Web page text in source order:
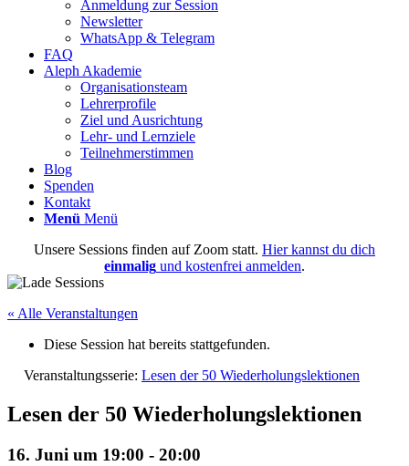
Anmeldung zur Session
Newsletter
WhatsApp & Telegram
FAQ
Aleph Akademie
Organisationsteam
Lehrerprofile
Ziel und Ausrichtung
Lehr- und Lernziele
Teilnehmerstimmen
Blog
Spenden
Kontakt
Menü Menü
Unsere Sessions finden auf Zoom statt. Hier kannst du dich
einmalig und kostenfrei anmelden.
« Alle Veranstaltungen
Diese Session hat bereits stattgefunden.
Veranstaltungsserie: Lesen der 50 Wiederholungslektionen
Lesen der 50 Wiederholungslektionen
16. Juni um 19:00 - 20:00